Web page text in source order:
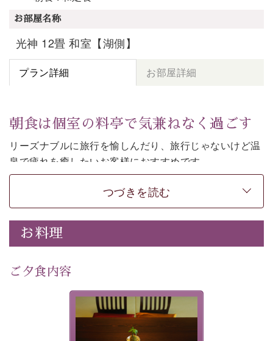
お部屋名称
光神 12畳 和室【湖側】
プラン詳細 お部屋詳細
朝食は個室の料亭で気兼ねなく過ごす
リーズナブルに旅行を愉しんだり、旅行じゃないけど温
泉で疲れを癒したいお客様におすすめです。
ご朝食は個室の料亭で気兼ねなくお食事をお愉しみくだ
-----------【安心への取り組み】----------
個室料亭、貸切風呂のご利用が可能な上、 安心安全にご
滞在いただけるよう
30項目以上からなる独自の衛生・消毒プログラムの基、
徹底した衛生管理を行っております。
-------------------------------------------------
・朝食は個室料亭で個室食
つづきを読む
お料理
ご夕食内容
夕食なしご夕食を追加される
場合は、二食付きのプランを
お選びくださいませ。